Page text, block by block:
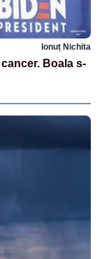
Ionuț Nichita
Boala s-